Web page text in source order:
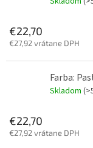
€22,70
€27,92 vrátane DPH
Farba:
Skladom
€22,70
€27,92 vrátane DPH